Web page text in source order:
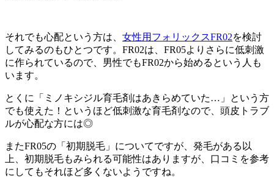
それでも心配という方は、 女性用フォリックスFR02を検討
してみるのもひとつです。FR02は、 FR05よりさらに低刺激
に作られているので、男性でもFR02から始めるという人も
います。
とくに「ミノキシジル育毛剤はあきらめていた…」という方
でも使えた！というほど低刺激な育毛剤なので、頭皮トラブ
ルが心配な方には◎
またFR05の「初期脱毛」についてですが、 発毛がある以
上、初期脱毛もみられる可能性はありますが、口コミを参考
にしてもそれほど多くないようですね。